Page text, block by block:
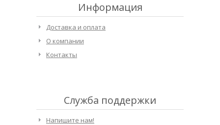
Информация
Доставка и оплата
О компании
Контакты
Служба поддержки
Напишите нам!